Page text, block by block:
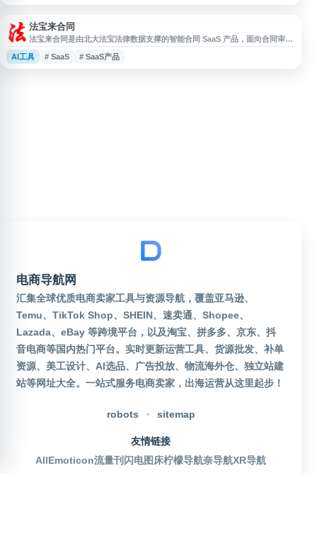
法宝来合同
法宝来合同是由北大法宝法律数据支撑的智能合同 SaaS 产品，面向合同审
查、合同对比、合同编辑和合同相关问答等业务场景。平台结合多种大模型与
合同实务经验，提供智能审查、文本比对、合同文本编辑等功能，适合法务、
AI工具 # SaaS # SaaS产品
电商导航网
汇集全球优质电商卖家工具与资源导航，覆盖亚马逊、
Temu、TikTok Shop、SHEIN、速卖通、Shopee、
Lazada、eBay 等跨境平台，以及淘宝、拼多多、京东、抖
音电商等国内热门平台。实时更新运营工具、货源批发、补单
资源、美工设计、AI选品、广告投放、物流海外仓、独立站建
站等网址大全。一站式服务电商卖家，出海运营从这里起步！
robots sitemap
友情链接
AllEmoticon流量刊 闪电图床柠檬导航奈导航XR导航